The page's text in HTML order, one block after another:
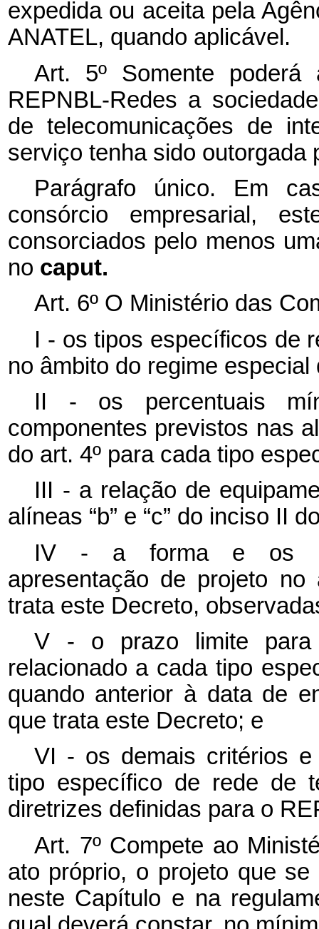
expedida ou aceita pela
ANATEL, quando aplicável.
Art. 5º Somente poderá
REPNBL-Redes a
de telecomunicações de
serviço tenha sido outorgada
Parágrafo único. Em
consórcio empresarial,
consorciados pelo menos
no caput.
Art. 6º O Ministério das
I - os tipos específicos de
no âmbito do regime
II - os percentuais
componentes previstos nas
do art. 4º para cada tipo
III - a relação de
alíneas “b” e “c” do inciso II
IV - a forma e os
apresentação de projeto
trata este Decreto,
V - o prazo limite para
relacionado a cada tipo
quando anterior à data de
que trata este Decreto; e
VI - os demais critérios e
tipo específico de rede de
diretrizes definidas para o
Art. 7º Compete ao
ato próprio, o projeto que
neste Capítulo e na